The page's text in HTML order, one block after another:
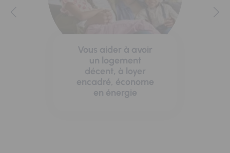
Vous aider à avoir
un logement
décent, à loyer
encadré, économe
en énergie